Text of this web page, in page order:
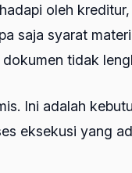
oleh
saja syarat
tidak
Ini adalah
eksekusi yang